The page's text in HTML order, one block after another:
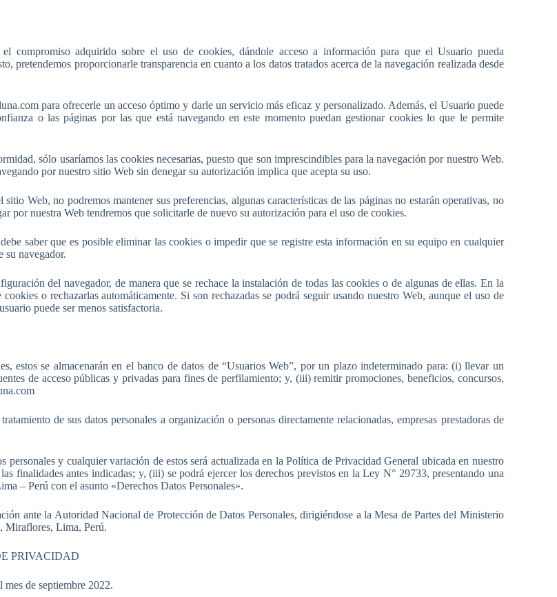
compromiso adquirido sobre el uso de cookies, dándole acceso a información para que el Usuario pueda
pretendemos proporcionarle transparencia en cuanto a los datos tratados acerca de la navegación realizada desde
para ofrecerle un acceso óptimo y darle un servicio más eficaz y personalizado. Además, el Usuario puede
o las páginas por las que está navegando en este momento puedan gestionar cookies lo que le permite
sólo usaríamos las cookies necesarias, puesto que son imprescindibles para la navegación por nuestro Web.
por nuestro sitio Web sin denegar su autorización implica que acepta su uso.
Web, no podremos mantener sus preferencias, algunas características de las páginas no estarán operativas, no
por nuestra Web tendremos que solicitarle de nuevo su autorización para el uso de cookies.
saber que es posible eliminar las cookies o impedir que se registre esta información en su equipo en cualquier
su navegador.
del navegador, de manera que se rechace la instalación de todas las cookies o de algunas de ellas. En la
o rechazarlas automáticamente. Si son rechazadas se podrá seguir usando nuestro Web, aunque el uso de
puede ser menos satisfactoria.
estos se almacenarán en el banco de datos de “Usuarios Web”, por un plazo indeterminado para: (i) llevar un
de acceso públicas y privadas para fines de perfilamiento; y, (iii) remitir promociones, beneficios, concursos,
de sus datos personales a organización o personas directamente relacionadas, empresas prestadoras de
personales y cualquier variación de estos será actualizada en la Política de Privacidad General ubicada en nuestro
finalidades antes indicadas; y, (iii) se podrá ejercer los derechos previstos en la Ley N° 29733, presentando una
– Perú con el asunto «Derechos Datos Personales».
ante la Autoridad Nacional de Protección de Datos Personales, dirigiéndose a la Mesa de Partes del Ministerio
Miraflores, Lima, Perú.
PRIVACIDAD
de septiembre 2022.